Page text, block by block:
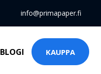
info@primapaper.fi
BLOGI KAUPPA